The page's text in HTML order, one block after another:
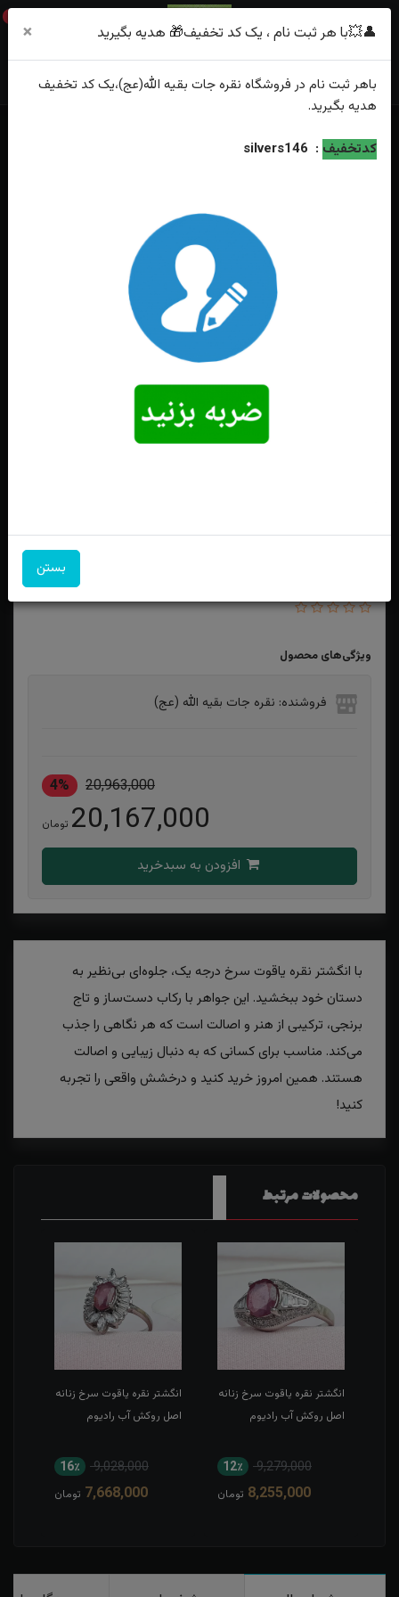
0
خانه
فهرست محصولات
انگشترنقره یاقوت سرخ درجه یک رکاب دست ساز تاج برنجی
انگشترنقره یاقوت سرخ درجه یک رکاب دست ساز تاج برنجی
ویژگی‌های محصول
فروشنده: نقره جات بقیه الله (عج)
20,963,000
4%
20,167,000 تومان
با انگشتر نقره یاقوت سرخ درجه یک، جلوه‌ای بی‌نظیر به
دستان خود ببخشید. این جواهر با رکاب دست‌ساز و تاج
برنجی، ترکیبی از هنر و اصالت است که هر نگاهی را جذب
می‌کند. مناسب برای کسانی که به دنبال زیبایی و اصالت
هستند. همین امروز خرید کنید و درخشش واقعی را تجربه
کنید!
محصولات مرتبط
انگشتر نقره یاقوت سرخ زنانه
اصل روکش آب رادیوم
9,279,000 12٪
8,255,000 تومان
انگشتر نقره یاقوت سرخ زنانه
اصل روکش آب رادیوم
9,028,000 16٪
7,668,000 تومان
👤💥با هر ثبت نام ، یک کد تخفیف🎁 هدیه بگیرید ×
باهر ثبت نام در فروشگاه نقره جات بقیه الله(عج)،یک کد تخفیف
هدیه بگیرید.
کدتخفیف :
silvers146
بستن